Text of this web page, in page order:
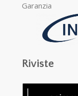
Garanzia
Riviste